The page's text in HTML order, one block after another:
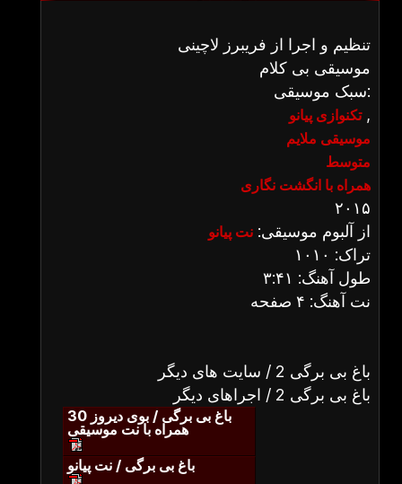
تنظیم و اجرا از فریبرز لاچینی
موسیقی بی کلام
سبک موسیقی:
تکنوازی پیانو,
موسیقی ملایم
متوسط
همراه با انگشت نگاری
۲۰۱۵
از آلبوم موسیقی: نت پیانو
تراک: ۱۰۱۰
طول آهنگ: ۳:۴۱
نت آهنگ: ۴ صفحه
باغ بی برگی 2 / سایت های دیگر
باغ بی برگی 2 / اجراهای دیگر
باغ بی برگی / بوی دیروز 30
همراه با نت موسیقی
باغ بی برگی / نت پیانو